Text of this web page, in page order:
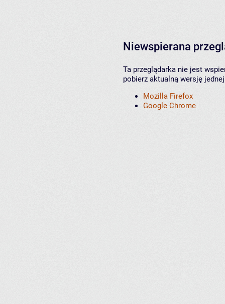
Niewspierana
Ta przeglądarka nie jest
pobierz aktualną wersję
Mozilla Firefox
Google Chrome